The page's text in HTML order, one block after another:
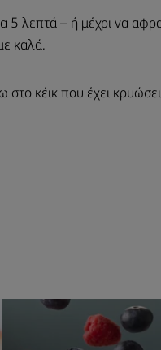
5 λεπτά – ή μέχρι να
καλά.
κέικ που έχει